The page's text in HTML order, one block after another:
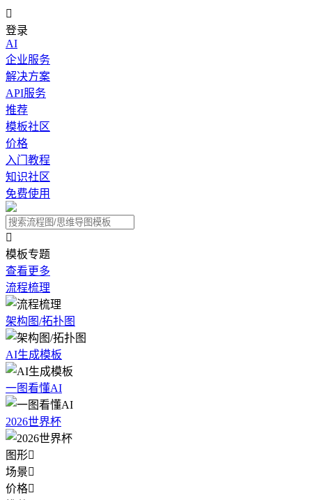

登录
AI
企业服务
解决方案
API服务
推荐
模板社区
价格
入门教程
知识社区
免费使用

模板专题
查看更多
流程梳理
架构图/拓扑图
AI生成模板
一图看懂AI
2026世界杯
图形
场景
价格